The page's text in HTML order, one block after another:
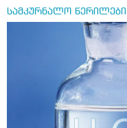
სამკურნალო წერილები